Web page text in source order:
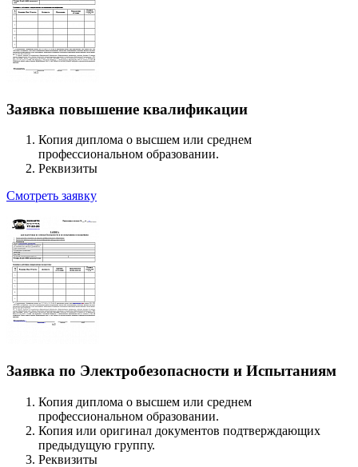
Заявка повышение квалификации
Копия диплома о высшем или среднем
профессиональном образовании.
Реквизиты
Смотреть заявку
Заявка по Электробезопасности и Испытаниям
Копия диплома о высшем или среднем
профессиональном образовании.
Копия или оригинал документов подтверждающих
предыдущую группу.
Реквизиты